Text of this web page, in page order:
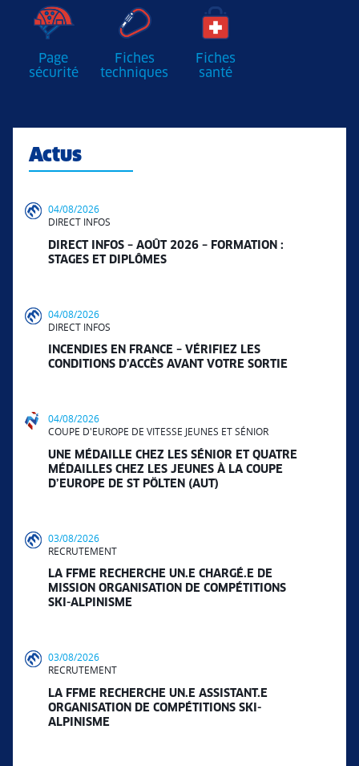
Page
sécurité
Fiches
techniques
Fiches
santé
Actus
04/08/2026
DIRECT INFOS
DIRECT INFOS – AOÛT 2026 – FORMATION :
STAGES ET DIPLÔMES
04/08/2026
DIRECT INFOS
INCENDIES EN FRANCE – VÉRIFIEZ LES
CONDITIONS D’ACCÈS AVANT VOTRE SORTIE
04/08/2026
COUPE D'EUROPE DE VITESSE JEUNES ET SÉNIOR
UNE MÉDAILLE CHEZ LES SÉNIOR ET QUATRE
MÉDAILLES CHEZ LES JEUNES À LA COUPE
D’EUROPE DE ST PÖLTEN (AUT)
03/08/2026
RECRUTEMENT
LA FFME RECHERCHE UN.E CHARGÉ.E DE
MISSION ORGANISATION DE COMPÉTITIONS
SKI-ALPINISME
03/08/2026
RECRUTEMENT
LA FFME RECHERCHE UN.E ASSISTANT.E
ORGANISATION DE COMPÉTITIONS SKI-
ALPINISME